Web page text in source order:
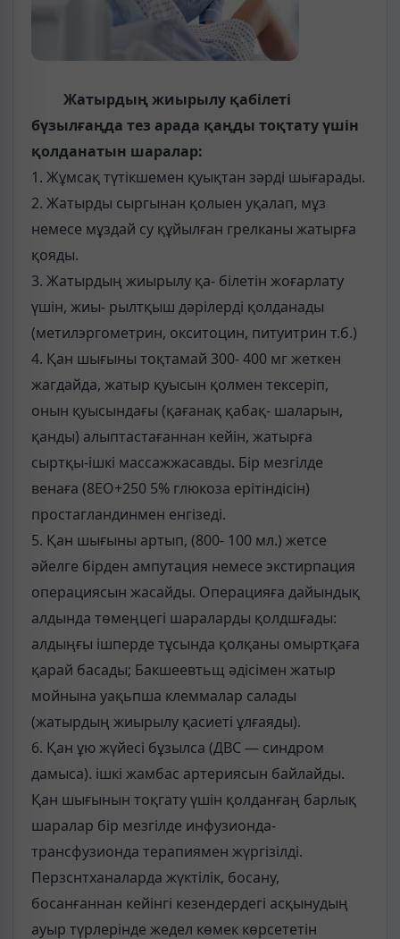
Жатырдың жиырылу қабілеті
бүзылғаңда тез арада қаңды тоқтату үшін
қолданатын шаралар:
1. Жұмсақ түтікшемен қуықтан зәрді шығарады.
2. Жатырды сыргынан қолыен уқалап, мұз
немесе мұздай су құйылған грелканы жатырға
қояды.
3. Жатырдың жиырылу қа- білетін жоғарлату
үшін, жиы- рылтқыш дәрілерді қолданады
(метилэргометрин, окситоцин, питуитрин т.б.)
4. Қан шығыны тоқтамай 300- 400 мг жеткен
жагдайда, жатыр қуысын қолмен тексеріп,
онын қуысындағы (қағанақ қабақ- шаларын,
қанды) алыптастағаннан кейін, жатырға
сыртқы-ішкі массажжасавды. Бір мезгілде
венаға (8ЕО+250 5% глюкоза ерітіндісін)
простагландинмен енгізеді.
5. Қан шығыны артып, (800- 100 мл.) жетсе
әйелге бірден ампутация немесе экстирпация
операциясын жасайды. Операцияға дайындық
алдында төмеңцегі шараларды қолдшғады:
алдыңғы ішперде тұсында қолқаны омыртқаға
қарай басады; Бакшеевтьщ әдісімен жатыр
мойнына уақьпша клеммалар салады
(жатырдың жиырылу қасиеті ұлғаяды).
6. Қан ұю жүйесі бұзылса (ДВС — синдром
дамыса). ішкі жамбас артериясын байлайды.
Қан шығынын тоқгату үшін қолданғаң барлық
шаралар бір мезгілде инфузионда-
трансфузионда терапиямен жүргізілді.
Перзснтханаларда жүктілік, босану,
босанғаннан кейінгі кезендердегі асқынудың
ауыр түрлерінде жедел көмек көрсететін